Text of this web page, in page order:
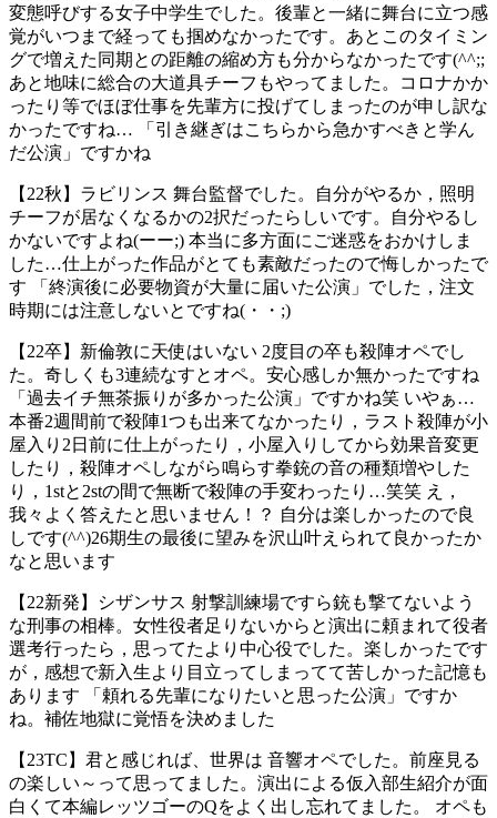
変態呼びする女子中学生でした。後輩と一緒に舞台に立つ感
覚がいつまで経っても掴めなかったです。あとこのタイミン
グで増えた同期との距離の縮め方も分からなかったです(^^;;
あと地味に総合の大道具チーフもやってました。コロナかか
ったり等でほぼ仕事を先輩方に投げてしまったのが申し訳な
かったですね… 「引き継ぎはこちらから急かすべきと学ん
だ公演」ですかね
【22秋】ラビリンス 舞台監督でした。自分がやるか，照明
チーフが居なくなるかの2択だったらしいです。自分やるし
かないですよね(ーー;) 本当に多方面にご迷惑をおかけしま
した…仕上がった作品がとても素敵だったので悔しかったで
す 「終演後に必要物資が大量に届いた公演」でした，注文
時期には注意しないとですね(・・;)
【22卒】新倫敦に天使はいない 2度目の卒も殺陣オペでし
た。奇しくも3連続なすとオペ。安心感しか無かったですね
「過去イチ無茶振りが多かった公演」ですかね笑 いやぁ…
本番2週間前で殺陣1つも出来てなかったり，ラスト殺陣が小
屋入り2日前に仕上がったり，小屋入りしてから効果音変更
したり，殺陣オペしながら鳴らす拳銃の音の種類増やした
り，1stと2stの間で無断で殺陣の手変わったり…笑笑 え，
我々よく答えたと思いません！？ 自分は楽しかったので良
しです(^^)26期生の最後に望みを沢山叶えられて良かったか
なと思います
【22新発】シザンサス 射撃訓練場ですら銃も撃てないよう
な刑事の相棒。女性役者足りないからと演出に頼まれて役者
選考行ったら，思ってたより中心役でした。楽しかったです
が，感想で新入生より目立ってしまってて苦しかった記憶も
あります 「頼れる先輩になりたいと思った公演」ですか
ね。補佐地獄に覚悟を決めました
【23TC】君と感じれば、世界は 音響オペでした。前座見る
の楽しい～って思ってました。演出による仮入部生紹介が面
白くて本編レッツゴーのQをよく出し忘れてました。 オペも